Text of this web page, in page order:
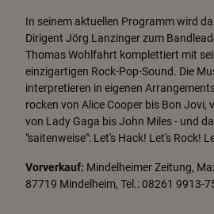
In seinem aktuellen Programm wird
Dirigent Jörg Lanzinger zum
Thomas Wohlfahrt komplettiert mit
einzigartigen Rock-Pop-Sound. Die
interpretieren in eigenen
rocken von Alice Cooper bis Bon Jovi,
von Lady Gaga bis John Miles - und
"saitenweise": Let's Hack! Let's Rock!
Vorverkauf: Mindelheimer Zeitung,
87719 Mindelheim, Tel.: 08261 9913-